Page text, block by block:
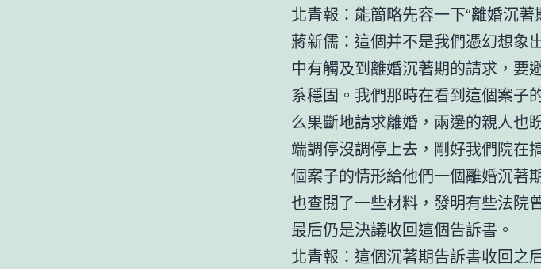
北青報：能簡略先容一下“離婚沉
蔣新儒：這個并不是我們憑幻想象
中有觸及到離婚沉著期的請求，要
系穩固。我們那時在看到這個案子
么果斷地請求離婚，兩邊的親人也
端調停沒調停上去，剛好我們院在
個案子的情形給他們一個離婚沉著
也查閱了一些材料，發明有些法院
最后仍是決議收回這個告訴書。
北青報：這個沉著期告訴書收回之